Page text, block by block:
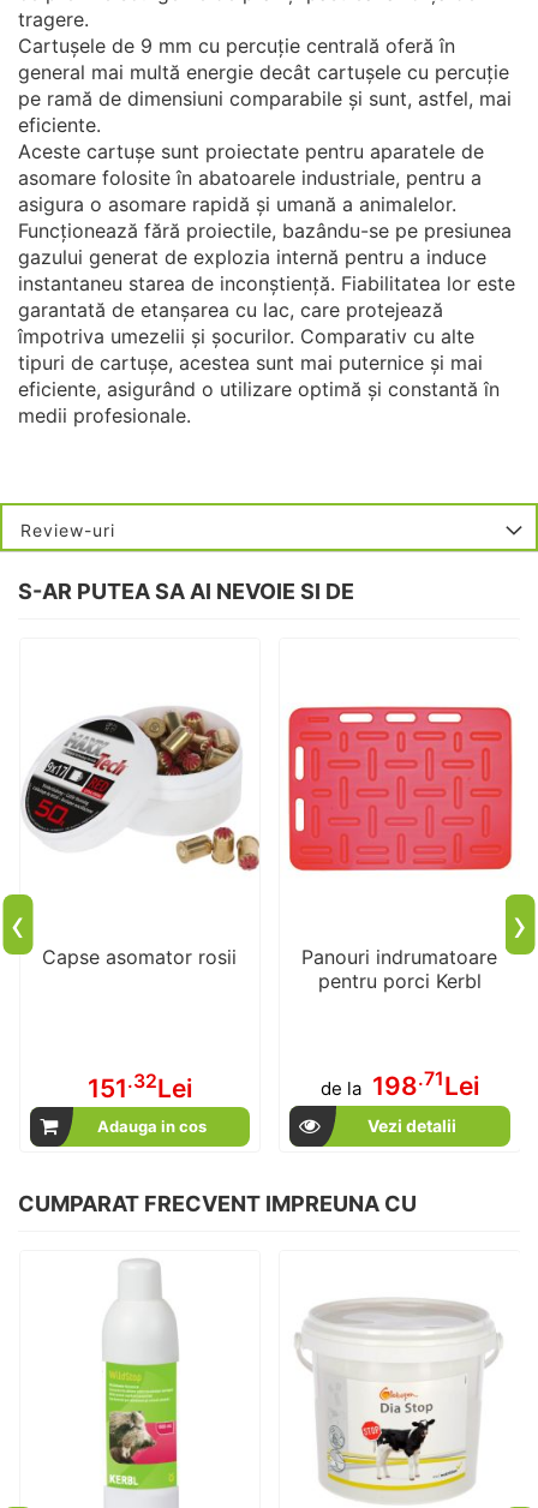
tragere.
Cartușele de 9 mm cu percuție centrală oferă în
general mai multă energie decât cartușele cu percuție
pe ramă de dimensiuni comparabile și sunt, astfel, mai
eficiente.
Aceste cartușe sunt proiectate pentru aparatele de
asomare folosite în abatoarele industriale, pentru a
asigura o asomare rapidă și umană a animalelor.
Funcționează fără proiectile, bazându-se pe presiunea
gazului generat de explozia internă pentru a induce
instantaneu starea de inconștiență. Fiabilitatea lor este
garantată de etanșarea cu lac, care protejează
împotriva umezelii și șocurilor. Comparativ cu alte
tipuri de cartușe, acestea sunt mai puternice și mai
eficiente, asigurând o utilizare optimă și constantă în
medii profesionale.
Review-uri
S-AR PUTEA SA AI NEVOIE SI DE
Capse asomator rosii
151.32Lei
Adauga in cos
Panouri indrumatoare
pentru porci Kerbl
de la 198.71Lei
Vezi detalii
‹ ›
CUMPARAT FRECVENT IMPREUNA CU